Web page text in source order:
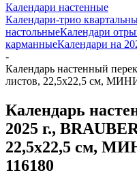
Календари настенные
Календари-трио
настольныеКалендари
карманныеКалендари на
-
Календарь настенный
листов, 22,5х22,5 см,
Календарь
2025 г.,
22,5х22,5 см,
116180